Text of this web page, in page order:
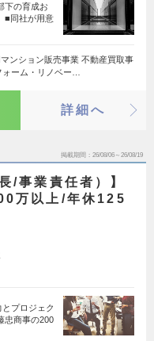
下の育成お
■同社が用意
ンション販売事業 不動産買取事
ォーム・リノベー…
詳細へ
掲載期間 26/08/06～26/08/19
/事業責任者）】
万以上/年休125
プロジェク
忠商事の200